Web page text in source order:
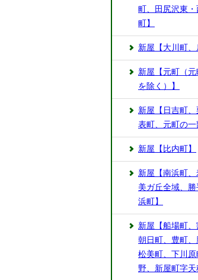
町、田尻沢東・
町】
新屋【大川町、
新屋【元町（
を除く）】
新屋【日吉町、
表町、元町の一
新屋【比内町】
新屋【南浜町
美ガ丘全域、
浜町】
新屋【船場町、
朝日町、豊町、
松美町、下川
野、新屋町字天